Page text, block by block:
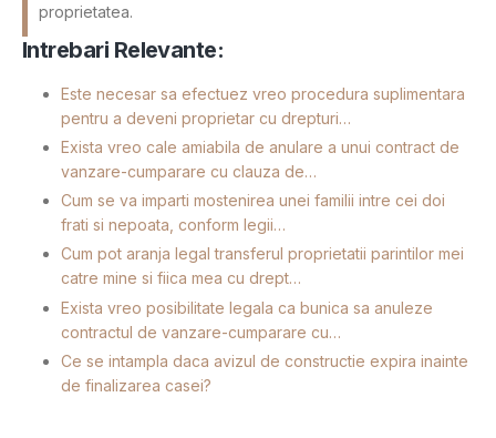
proprietatea.
Intrebari Relevante:
Este necesar sa efectuez vreo procedura suplimentara
pentru a deveni proprietar cu drepturi…
Exista vreo cale amiabila de anulare a unui contract de
vanzare-cumparare cu clauza de…
Cum se va imparti mostenirea unei familii intre cei doi
frati si nepoata, conform legii…
Cum pot aranja legal transferul proprietatii parintilor mei
catre mine si fiica mea cu drept…
Exista vreo posibilitate legala ca bunica sa anuleze
contractul de vanzare-cumparare cu…
Ce se intampla daca avizul de constructie expira inainte
de finalizarea casei?